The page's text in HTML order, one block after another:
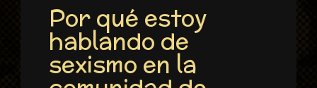
Por qué estoy
hablando de
sexismo en la